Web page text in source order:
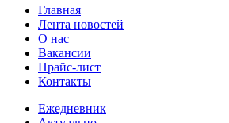
Главная
Лента новостей
О нас
Вакансии
Прайс-лист
Контакты
Ежедневник